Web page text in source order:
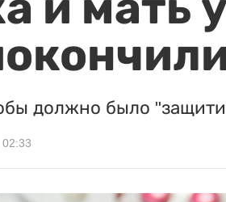
должно было